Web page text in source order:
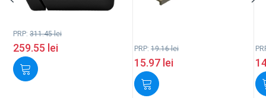
PRP: 311.45lei
259.55 lei PRP: 19.16lei
15.97 lei